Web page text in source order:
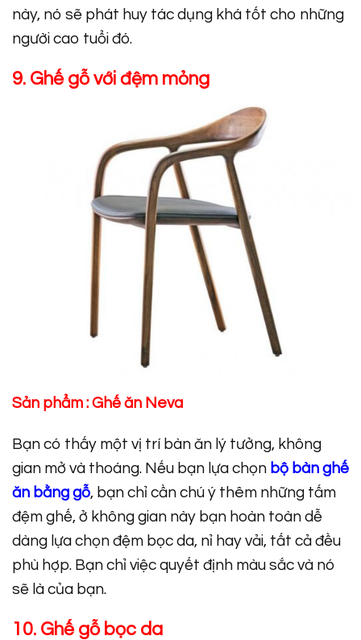
này, nó sẽ phát huy tác dụng khá tốt cho những
người cao tuổi đó.
9. Ghế gỗ với đệm mỏng
Sản phẩm : Ghế ăn Neva
Bạn có thấy một vị trí bàn ăn lý tưởng, không
gian mở và thoáng. Nếu bạn lựa chọn bộ bàn ghế
ăn bằng gỗ, bạn chỉ cần chú ý thêm những tấm
đệm ghế, ở không gian này bạn hoàn toàn dễ
dàng lựa chọn đệm bọc da, nỉ hay vải, tất cả đều
phù hợp. Bạn chỉ việc quyết định màu sắc và nó
sẽ là của bạn.
10. Ghế gỗ bọc da